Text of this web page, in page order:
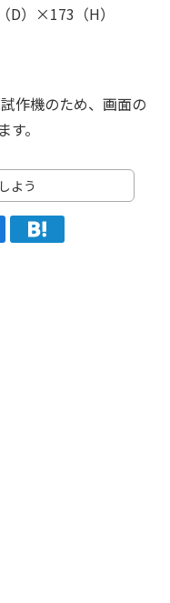
）×173（H）
作機のため、画面の
。
よう